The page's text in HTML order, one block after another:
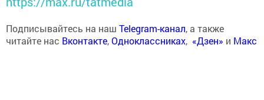
Подписывайтесь на наш Telegram-канал, а также
читайте нас Вконтакте,Одноклассниках, «Дзен» и Макс